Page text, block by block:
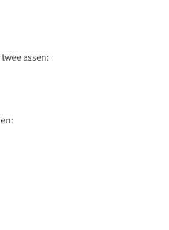
assen: